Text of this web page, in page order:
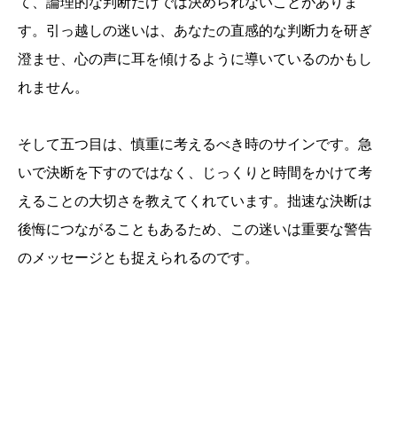
す。引っ越しの迷いは、あなたの直感的な判断力を研ぎ
澄ませ、心の声に耳を傾けるように導いているのかもし
れません。
そして五つ目は、慎重に考えるべき時のサインです。急
いで決断を下すのではなく、じっくりと時間をかけて考
えることの大切さを教えてくれています。拙速な決断は
後悔につながることもあるため、この迷いは重要な警告
のメッセージとも捉えられるのです。